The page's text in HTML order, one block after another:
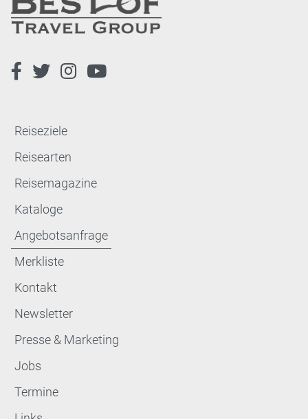
Reiseziele
Reisearten
Reisemagazine
Kataloge
Angebotsanfrage
Merkliste
Kontakt
Newsletter
Presse & Marketing
Jobs
Termine